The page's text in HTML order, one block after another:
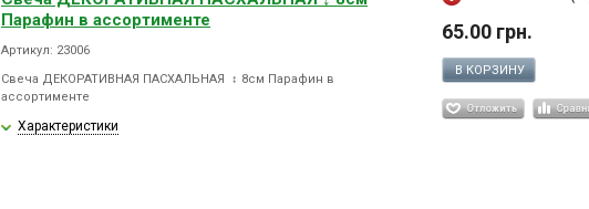
Парафин в ассортименте
Артикул: 23006
Свеча ДЕКОРАТИВНАЯ ПАСХАЛЬНАЯ ↕ 8см Парафин в
ассортименте
Характеристики
65.00 грн.
В КОРЗИНУ